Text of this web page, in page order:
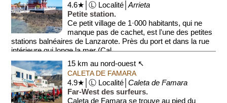
4.6★│Ⓛ Localité│Arrieta
Petite station.
Ce petit village de 1·000 habitants, qui ne
manque pas de cachet, est l'une des petites
stations balnéaires de Lanzarote. Près du port et dans la rue
intérieure qui longe la mer (Cal...
15 km au nord-ouest ↖
CALETA DE FAMARA
4.9★│Ⓛ Localité│Caleta de Famara
Far-West des surfeurs.
Caleta de Famara se trouve au pied du